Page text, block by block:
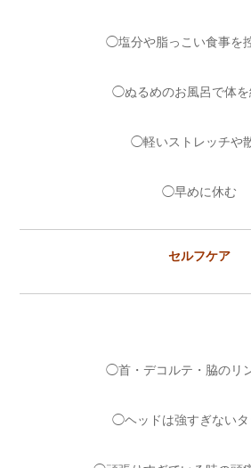
◯塩分や脂っこい食事を
◯ぬるめのお風呂で体を
◯軽いストレッチや
◯早めに休む
セルフケア
◯首・デコルテ・脇のリ
◯ヘッドは強すぎないタ